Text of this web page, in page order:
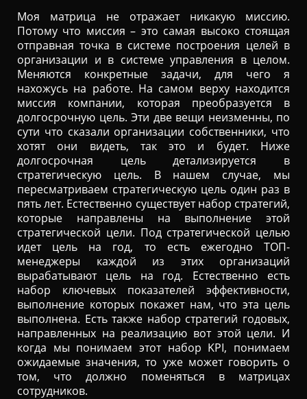
Моя матрица не отражает никакую миссию.
Потому что миссия – это самая высоко стоящая
отправная точка в системе построения целей в
организации и в системе управления в целом.
Меняются конкретные задачи, для чего я
нахожусь на работе. На самом верху находится
миссия компании, которая преобразуется в
долгосрочную цель. Эти две вещи неизменны, по
сути что сказали организации собственники, что
хотят они видеть, так это и будет. Ниже
долгосрочная цель детализируется в
стратегическую цель. В нашем случае, мы
пересматриваем стратегическую цель один раз в
пять лет. Естественно существует набор стратегий,
которые направлены на выполнение этой
стратегической цели. Под стратегической целью
идет цель на год, то есть ежегодно ТОП-
менеджеры каждой из этих организаций
вырабатывают цель на год. Естественно есть
набор ключевых показателей эффективности,
выполнение которых покажет нам, что эта цель
выполнена. Есть также набор стратегий годовых,
направленных на реализацию вот этой цели. И
когда мы понимаем этот набор KPI, понимаем
ожидаемые значения, то уже может говорить о
том, что должно поменяться в матрицах
сотрудников.